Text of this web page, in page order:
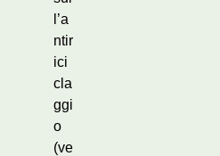
l’a
ntir
ici
cla
ggi
o
(ve